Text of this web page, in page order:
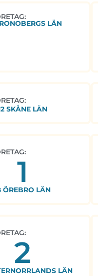
LÄN
SKÅNE LÄN
1
ÖREBRO LÄN
2
LÄN